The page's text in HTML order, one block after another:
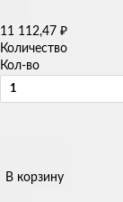
11 112,47 ₽
Количество
Кол-во
В корзину